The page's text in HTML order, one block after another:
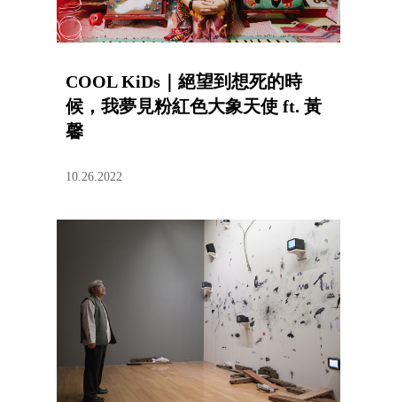
COOL KiDs｜絕望到想死的時
候，我夢見粉紅色大象天使 ft. 黃
馨
10.26.2022